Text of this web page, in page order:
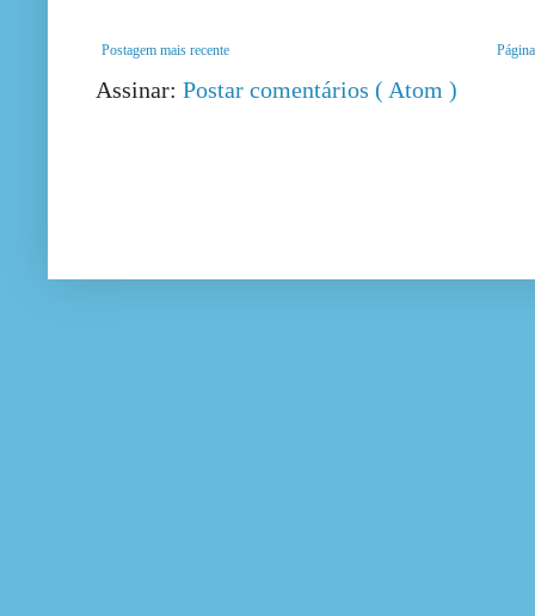
Postagem mais recente
Assinar: Postar comentários ( Atom )